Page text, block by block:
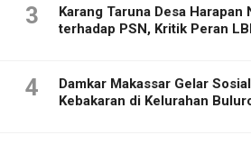
3
Karang Taruna Desa Harapan
terhadap PSN, Kritik Peran
4
Damkar Makassar Gelar
Kebakaran di Kelurahan